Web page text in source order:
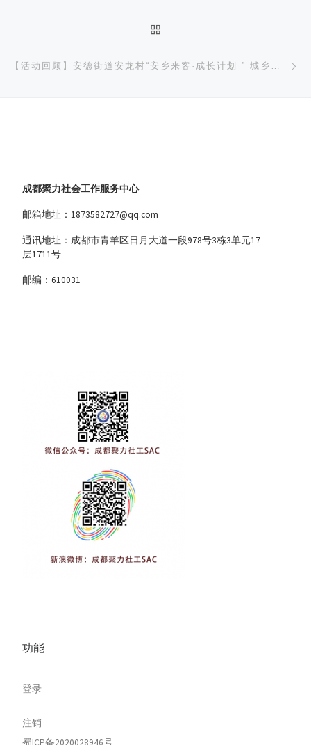
【活动回顾】安德街道安龙村“安乡来客·成长计划 ” 城乡融合品牌活动
成都聚力社会工作服务中心
邮箱地址：1873582727@qq.com
通讯地址：成都市青羊区日月大道一段978号3栋3单元17
层1711号
邮编：610031
功能
登录
注销